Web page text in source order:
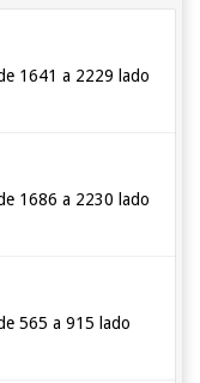
1641 a 2229 lado
1686 a 2230 lado
565 a 915 lado